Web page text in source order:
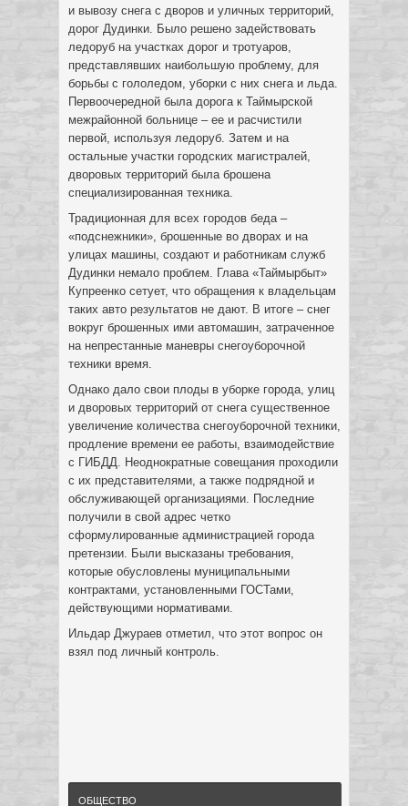
и вывозу снега с дворов и уличных территорий,
дорог Дудинки. Было решено задействовать
ледоруб на участках дорог и тротуаров,
представлявших наибольшую проблему, для
борьбы с гололедом, уборки с них снега и льда.
Первоочередной была дорога к Таймырской
межрайонной больнице – ее и расчистили
первой, используя ледоруб. Затем и на
остальные участки городских магистралей,
дворовых территорий была брошена
специализированная техника.
Традиционная для всех городов беда –
«подснежники», брошенные во дворах и на
улицах машины, создают и работникам служб
Дудинки немало проблем. Глава «Таймырбыт»
Купреенко сетует, что обращения к владельцам
таких авто результатов не дают. В итоге – снег
вокруг брошенных ими автомашин, затраченное
на непрестанные маневры снегоуборочной
техники время.
Однако дало свои плоды в уборке города, улиц
и дворовых территорий от снега существенное
увеличение количества снегоуборочной техники,
продление времени ее работы, взаимодействие
с ГИБДД. Неоднократные совещания проходили
с их представителями, а также подрядной и
обслуживающей организациями. Последние
получили в свой адрес четко
сформулированные администрацией города
претензии. Были высказаны требования,
которые обусловлены муниципальными
контрактами, установленными ГОСТами,
действующими нормативами.
Ильдар Джураев отметил, что этот вопрос он
взял под личный контроль.
ОБЩЕСТВО